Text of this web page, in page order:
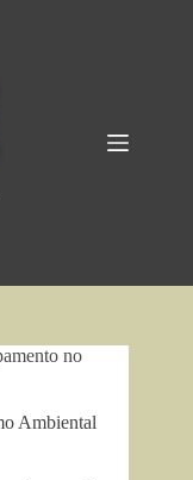
no
Ambiental